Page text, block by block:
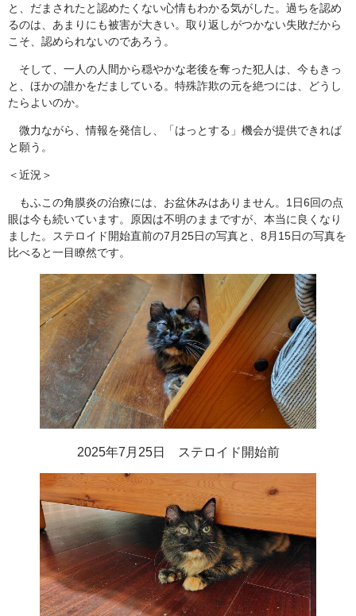
と、だまされたと認めたくない心情もわかる気がした。過ちを認め
るのは、あまりにも被害が大きい。取り返しがつかない失敗だから
こそ、認められないのであろう。
そして、一人の人間から穏やかな老後を奪った犯人は、今もきっ
と、ほかの誰かをだましている。特殊詐欺の元を絶つには、どうし
たらよいのか。
微力ながら、情報を発信し、「はっとする」機会が提供できれば
と願う。
＜近況＞
もふこの角膜炎の治療には、お盆休みはありません。1日6回の点
眼は今も続いています。原因は不明のままですが、本当に良くなり
ました。ステロイド開始直前の7月25日の写真と、8月15日の写真を
比べると一目瞭然です。
2025年7月25日 ステロイド開始前